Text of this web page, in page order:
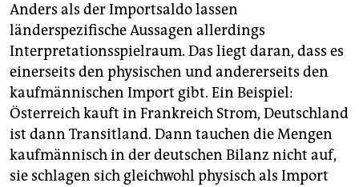
Anders als der Importsaldo lassen
länderspezifische Aussagen allerdings
Interpretationsspielraum. Das liegt daran, dass es
einerseits den physischen und andererseits den
kaufmännischen Import gibt. Ein Beispiel:
Österreich kauft in Frankreich Strom, Deutschland
ist dann Transitland. Dann tauchen die Mengen
kaufmännisch in der deutschen Bilanz nicht auf,
sie schlagen sich gleichwohl physisch als Import